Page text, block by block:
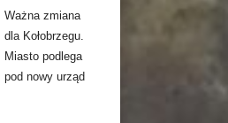
Ważna zmiana
dla Kołobrzegu.
Miasto podlega
pod nowy urząd